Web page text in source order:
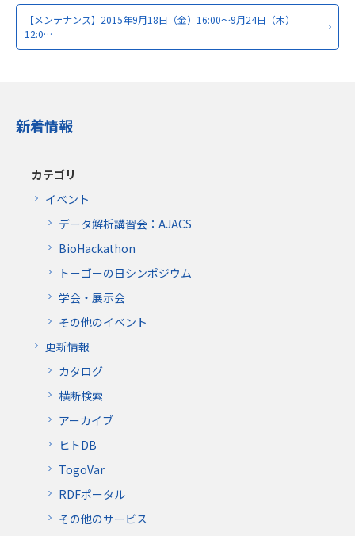
【メンテナンス】2015年9月18日（金）16:00～9月24日（木）
12:0…
新着情報
カテゴリ
イベント
データ解析講習会：AJACS
BioHackathon
トーゴーの日シンポジウム
学会・展示会
その他のイベント
更新情報
カタログ
横断検索
アーカイブ
ヒトDB
TogoVar
RDFポータル
その他のサービス